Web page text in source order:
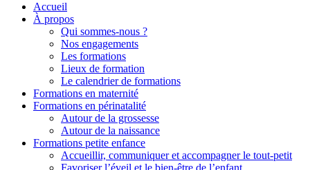
Accueil
À propos
Qui sommes-nous ?
Nos engagements
Les formations
Lieux de formation
Le calendrier de formations
Formations en maternité
Formations en périnatalité
Autour de la grossesse
Autour de la naissance
Formations petite enfance
Accueillir, communiquer et accompagner le tout-petit
Favoriser l’éveil et le bien-être de l’enfant